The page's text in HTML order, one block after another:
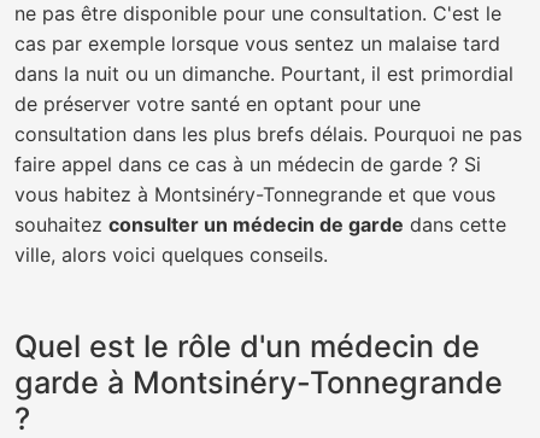
ne pas être disponible pour une consultation. C'est le
cas par exemple lorsque vous sentez un malaise tard
dans la nuit ou un dimanche. Pourtant, il est primordial
de préserver votre santé en optant pour une
consultation dans les plus brefs délais. Pourquoi ne pas
faire appel dans ce cas à un médecin de garde ? Si
vous habitez à Montsinéry-Tonnegrande et que vous
souhaitez consulter un médecin de garde dans cette
ville, alors voici quelques conseils.
Quel est le rôle d'un médecin de
garde à Montsinéry-Tonnegrande
?